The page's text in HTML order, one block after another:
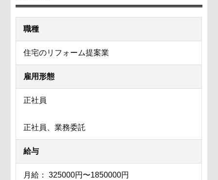
職種
住宅のリフォーム提案業
雇用形態
正社員
正社員、業務委託
給与
月給： 325000円〜1850000円